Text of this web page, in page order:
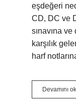
eşdeğeri
CD, DC ve
sınavına
karşılık
harf
Devamını